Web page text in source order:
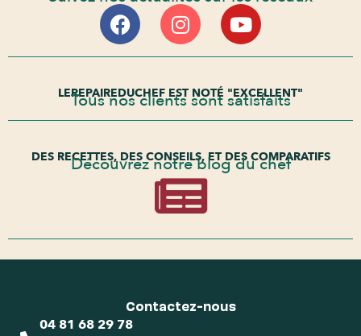
LEREPAIREDUCHEF EST NOTÉ "EXCELLENT"
Tous nos clients sont satisfaits
DES RECETTES, DES CONSEILS, ET DES COMPARATIFS
Découvrez notre blog du chef
Contactez-nous
04 81 68 29 78